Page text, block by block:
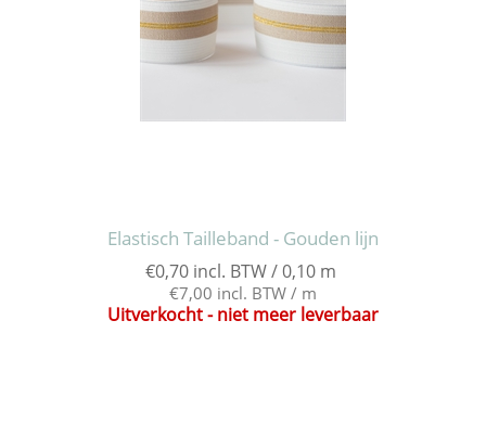
Elastisch Tailleband - Gouden lijn
€0,70 incl. BTW / 0,10 m
€7,00 incl. BTW / m
Uitverkocht - niet meer leverbaar